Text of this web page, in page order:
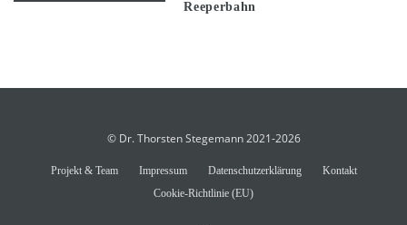
Reeperbahn
© Dr. Thorsten Stegemann 2021-2026
Projekt & Team Impressum Datenschutzerklärung
Kontakt
Cookie-Richtlinie (EU)